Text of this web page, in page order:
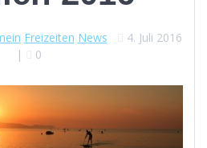
Freizeiten News
4. Juli 2016
|
0